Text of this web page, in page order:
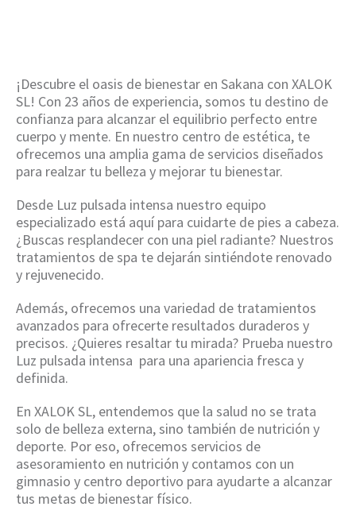
¡Descubre el oasis de bienestar en Sakana con XALOK
SL! Con 23 años de experiencia, somos tu destino de
confianza para alcanzar el equilibrio perfecto entre
cuerpo y mente. En nuestro centro de estética, te
ofrecemos una amplia gama de servicios diseñados
para realzar tu belleza y mejorar tu bienestar.
Desde Luz pulsada intensa nuestro equipo
especializado está aquí para cuidarte de pies a cabeza.
¿Buscas resplandecer con una piel radiante? Nuestros
tratamientos de spa te dejarán sintiéndote renovado
y rejuvenecido.
Además, ofrecemos una variedad de tratamientos
avanzados para ofrecerte resultados duraderos y
precisos. ¿Quieres resaltar tu mirada? Prueba nuestro
Luz pulsada intensa para una apariencia fresca y
definida.
En XALOK SL, entendemos que la salud no se trata
solo de belleza externa, sino también de nutrición y
deporte. Por eso, ofrecemos servicios de
asesoramiento en nutrición y contamos con un
gimnasio y centro deportivo para ayudarte a alcanzar
tus metas de bienestar físico.